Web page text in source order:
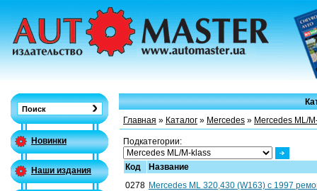
Новинки
Наши издания
Главная » Каталог » Mercedes » Mercedes ML/
Подкатегории:
Код
Название
0278 Mercedes ML 320,430 (W163) с 1997